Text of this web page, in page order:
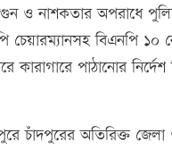
ও নাশকতার অপরাধে
চেয়ারম্যানসহ বিএনপি ১০
কারাগারে পাঠানোর নির্দেশ
চাঁদপুরের অতিরিক্ত জেলা